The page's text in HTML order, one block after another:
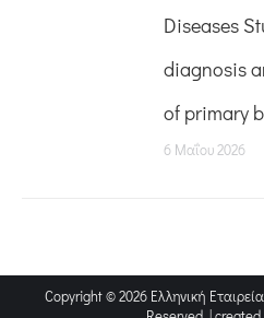
Diseases
diagnosis
of primary
6 Μαΐου 2026
Copyright © 2026 Ελληνική